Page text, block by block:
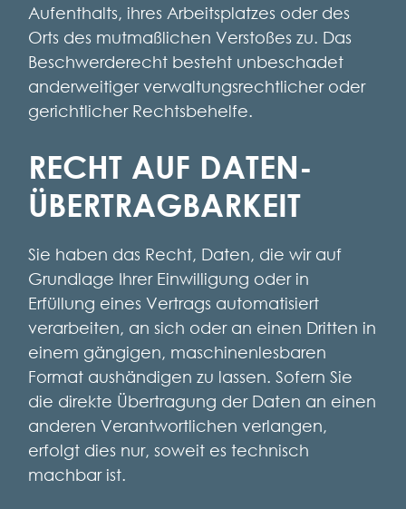
Aufenthalts, ihres Arbeitsplatzes oder des
Orts des mutmaßlichen Verstoßes zu. Das
Beschwerderecht besteht unbeschadet
anderweitiger verwaltungsrechtlicher oder
gerichtlicher Rechtsbehelfe.
RECHT AUF DATEN­
ÜBERTRAG­BARKEIT
Sie haben das Recht, Daten, die wir auf
Grundlage Ihrer Einwilligung oder in
Erfüllung eines Vertrags automatisiert
verarbeiten, an sich oder an einen Dritten in
einem gängigen, maschinenlesbaren
Format aushändigen zu lassen. Sofern Sie
die direkte Übertragung der Daten an einen
anderen Verantwortlichen verlangen,
erfolgt dies nur, soweit es technisch
machbar ist.